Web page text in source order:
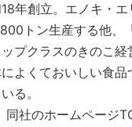
年創立。エノキ・
トン生産する他、
プクラスのきのこ経
によくておいしい食
る。
社のホームページ